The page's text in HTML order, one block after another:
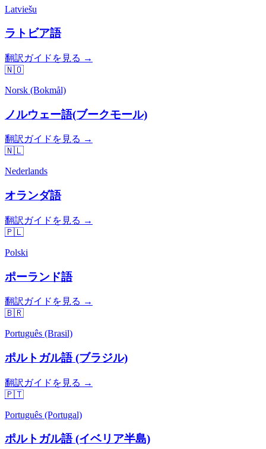
Latviešu
ラトビア語
翻訳ガイドを見る →
🇳🇴
Norsk (Bokmål)
ノルウェー語(ブークモール)
翻訳ガイドを見る →
🇳🇱
Nederlands
オランダ語
翻訳ガイドを見る →
🇵🇱
Polski
ポーランド語
翻訳ガイドを見る →
🇧🇷
Português (Brasil)
ポルトガル語 (ブラジル)
翻訳ガイドを見る →
🇵🇹
Português (Portugal)
ポルトガル語 (イベリア半島)